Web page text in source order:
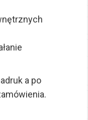
a po